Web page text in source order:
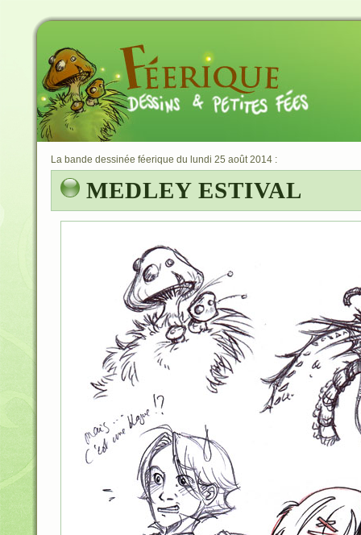
La bande dessinée féerique du lundi 25 août 2014 :
MEDLEY ESTIVAL